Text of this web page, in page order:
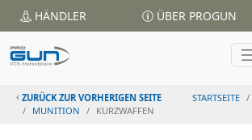
HÄNDLER ÜBER PROGUN
ZURÜCK ZUR VORHERIGEN SEITE STARTSEITE
MUNITION
KURZWAFFEN